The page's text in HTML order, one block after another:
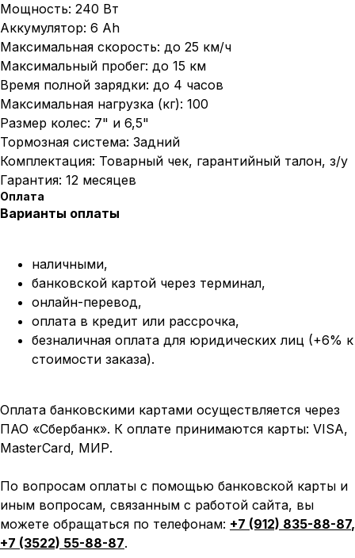
Мощность: 240 Вт
Аккумулятор: 6 Аh
Максимальная скорость: до 25 км/ч
Максимальный пробег: до 15 км
Время полной зарядки: до 4 часов
Максимальная нагрузка (кг): 100
Размер колес: 7" и 6,5"
Тормозная система: Задний
Комплектация: Товарный чек, гарантийный талон, з/у
Гарантия: 12 месяцев
Оплата
Варианты оплаты
наличными,
банковской картой через терминал,
онлайн-перевод,
оплата в кредит или рассрочка,
безналичная оплата для юридических лиц (+6% к
стоимости заказа).
Оплата банковскими картами осуществляется через
ПАО «Сбербанк». К оплате принимаются карты: VISA,
MasterCard, МИР.
По вопросам оплаты с помощью банковской карты и
иным вопросам, связанным с работой сайта, вы
можете обращаться по телефонам: +7 (912) 835-88-87,
+7 (3522) 55-88-87.